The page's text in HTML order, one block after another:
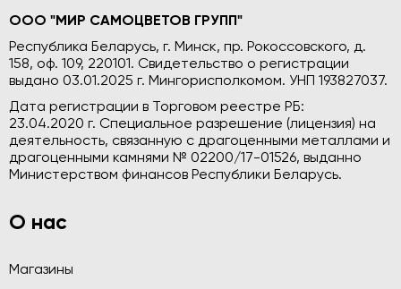
ООО "МИР САМОЦВЕТОВ ГРУПП"
Республика Беларусь, г. Минск, пр. Рокоссовского, д.
158, оф. 109, 220101. Свидетельство о регистрации
выдано 03.01.2025 г. Мингорисполкомом. УНП 193827037.
Дата регистрации в Торговом реестре РБ:
23.04.2020 г. Специальное разрешение (лицензия) на
деятельность, связанную с драгоценными металлами и
драгоценными камнями № 02200/17-01526, выданно
Министерством финансов Республики Беларусь.
О нас
Магазины